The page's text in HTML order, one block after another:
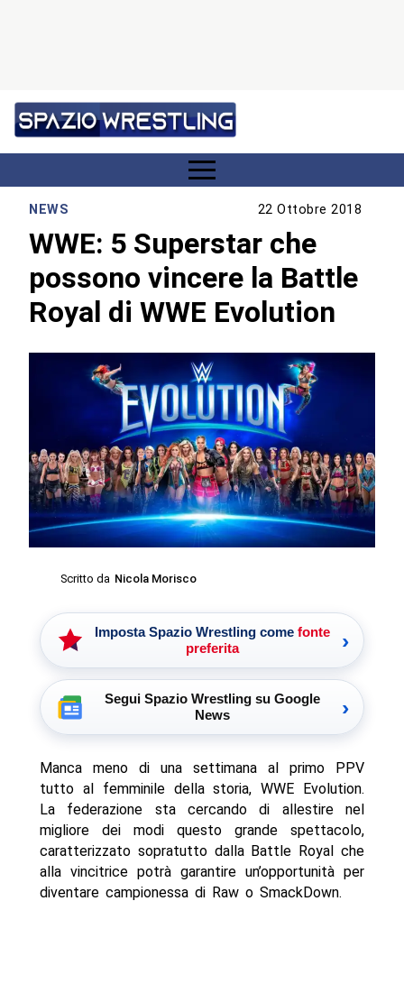
NEWS 22 Ottobre 2018
WWE: 5 Superstar che
possono vincere la Battle
Royal di WWE Evolution
Scritto da Nicola Morisco
Imposta Spazio Wrestling come fonte
preferita
›
Segui Spazio Wrestling su Google
News
›
Manca meno di una settimana al primo PPV
tutto al femminile della storia, WWE Evolution.
La federazione sta cercando di allestire nel
migliore dei modi questo grande spettacolo,
caratterizzato sopratutto dalla Battle Royal che
alla vincitrice potrà garantire un’opportunità per
diventare campionessa di Raw o SmackDown.